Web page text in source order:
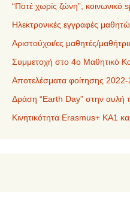
“Ποτέ χωρίς ζώνη”, κοινωνικό
Ηλεκτρονικές εγγραφές
Αριστούχοι/ες μαθητές/
Συμμετοχή στο 4ο Μαθητικό
Αποτελέσματα φοίτησης
Δράση “Earth Day” στην αυλή
Κινητικότητα Erasmus+ KA1